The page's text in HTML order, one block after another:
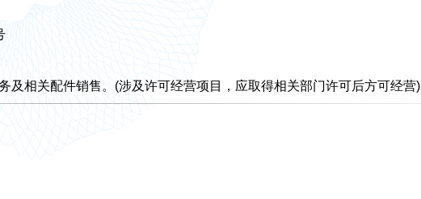
相关配件销售。(涉及许可经营项目，应取得相关部门许可后方可经营)